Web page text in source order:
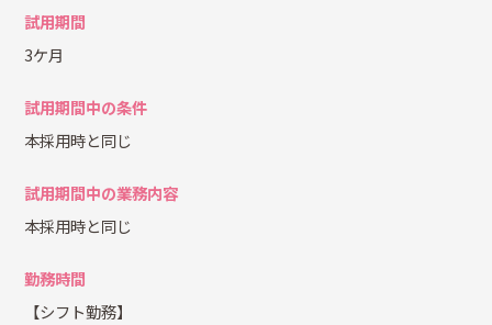
試用期間
3ケ月
試用期間中の条件
本採用時と同じ
試用期間中の業務内容
本採用時と同じ
勤務時間
【シフト勤務】